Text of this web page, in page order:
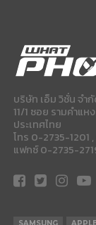
บริษัท เอ็ม วิชั่น จำ
11/1 ซอย รามคำแห
ประเทศไทย
โทร 0-2735-1201
แฟกซ์ 0-2735-
SAMSUNG